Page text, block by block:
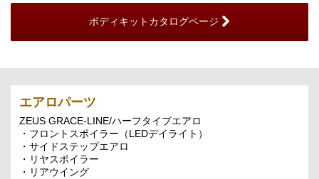
ボディキットカタログページ
エアロパーツ
ZEUS GRACE-LINE/ハーフタイプエアロ
・フロントスポイラー（LEDデイライト）
・サイドステップエアロ
・リヤスポイラー
・リアウイング